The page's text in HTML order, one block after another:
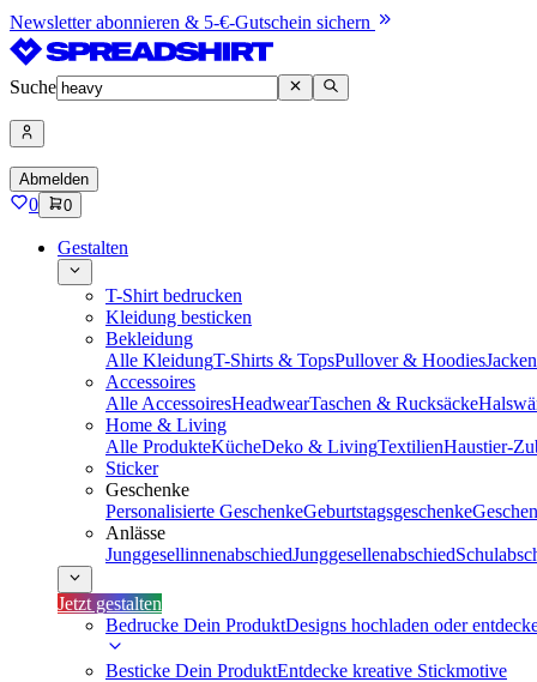
Newsletter abonnieren & 5-€-Gutschein sichern
Suche
Abmelden
0 0
Gestalten
T-Shirt bedrucken
Kleidung besticken
Bekleidung
Alle KleidungT-Shirts & TopsPullover & Hoodies
Accessoires
Alle AccessoiresHeadwearTaschen & Rucksäcke
Home & Living
Alle ProdukteKücheDeko & LivingTextilienHaustier-
Sticker
Geschenke
Personalisierte GeschenkeGeburtstagsgeschenke
Anlässe
JunggesellinnenabschiedJunggesellenabschied
Jetzt gestalten
Bedrucke Dein ProduktDesigns hochladen oder
Besticke Dein ProduktEntdecke kreative Stickmotive